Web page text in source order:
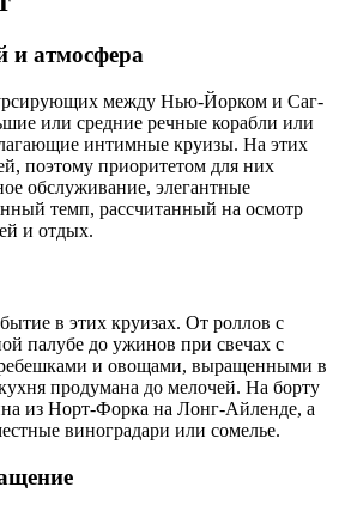
и атмосфера
между Нью-Йорком и Саг-
или средние речные корабли или
интимные круизы. На этих
поэтому приоритетом для них
обслуживание, элегантные
темп, рассчитанный на осмотр
и отдых.
в этих круизах. От роллов с
палубе до ужинов при свечах с
и овощами, выращенными в
продумана до мелочей. На борту
из Норт-Форка на Лонг-Айленде, а
виноградари или сомелье.